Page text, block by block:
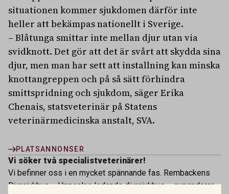
situationen kommer sjukdomen därför inte
heller att bekämpas nationellt i Sverige.
– Blåtunga smittar inte mellan djur utan via
svidknott. Det gör att det är svårt att skydda sina
djur, men man har sett att installning kan minska
knottangreppen och på så sätt förhindra
smittspridning och sjukdom, säger Erika
Chenais, statsveterinär på Statens
veterinärmedicinska anstalt, SVA.
PLATSANNONSER
Vi söker två specialistveterinärer!
Vi befinner oss i en mycket spännande fas. Rembackens
Djursjukhus – Uppsalas ledande djursjukhus – expanderar